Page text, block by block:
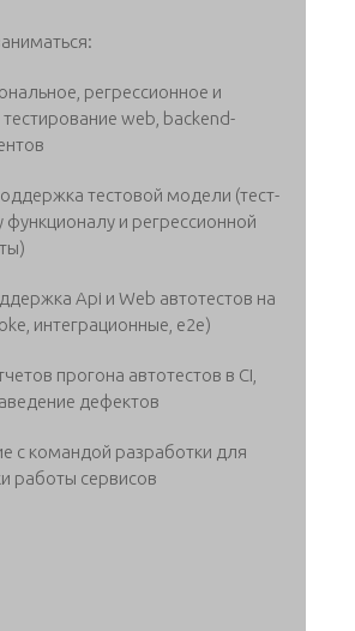
регрессионное и
web, backend-
тестовой модели (тест-
и регрессионной
Api и Web автотестов на
интеграционные, e2e)
прогона автотестов в CI,
дефектов
с командой разработки для
работы сервисов